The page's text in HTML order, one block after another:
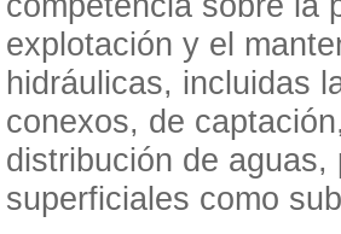
explotación y el
hidráulicas, incluidas
conexos, de
distribución de
superficiales como